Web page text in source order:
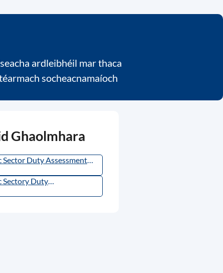
ardleibhéil mar thaca
socheacnamaíoch
Ghaolmhara
Sector Duty Assessment
)
Sectory Duty